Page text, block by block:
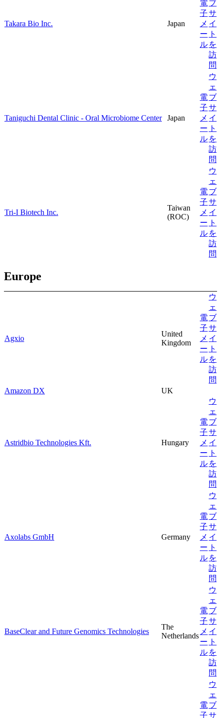
Takara Bio Inc. Japan
電
子
メ
ー
ル
ブ
サ
イ
ト
を
訪
問
Taniguchi Dental Clinic - Oral Microbiome Center Japan
電
子
メ
ー
ル
ウ
ェ
ブ
サ
イ
ト
を
訪
問
Tri-I Biotech Inc.
Taiwan
(ROC)
電
子
メ
ー
ル
ウ
ェ
ブ
サ
イ
ト
を
訪
問
Europe
Agxio
United
Kingdom
電
子
メ
ー
ル
ウ
ェ
ブ
サ
イ
ト
を
訪
問
Amazon DX
UK
Astridbio Technologies Kft. Hungary
電
子
メ
ー
ル
ウ
ェ
ブ
サ
イ
ト
を
訪
問
Axolabs GmbH Germany
電
子
メ
ー
ル
ウ
ェ
ブ
サ
イ
ト
を
訪
問
BaseClear and Future Genomics Technologies
The
Netherlands
電
子
メ
ー
ル
ウ
ェ
ブ
サ
イ
ト
を
訪
問
電
子
ウ
ェ
ブ
サ